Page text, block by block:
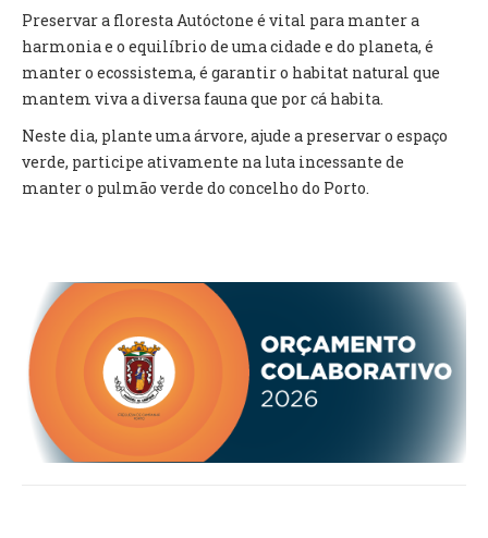
EMPREGO (GIP)
OFERTAS DE EMPREGO
CONTACTO E HORÁRIO GIP
CONTACTOS
Preservar a floresta Autóctone é vital para manter a
harmonia e o equilíbrio de uma cidade e do planeta, é
manter o ecossistema, é garantir o habitat natural que
mantem viva a diversa fauna que por cá habita.
Neste dia, plante uma árvore, ajude a preservar o espaço
verde, participe ativamente na luta incessante de
manter o pulmão verde do concelho do Porto.